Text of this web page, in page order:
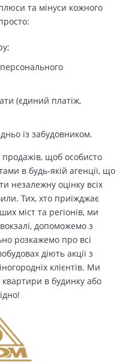
та мінуси кожного
(єдиний платіж,
із забудовником.
щоб особисто
в будь-якій агенції, що
незалежну оцінку всіх
Тих, хто приїжджає
міст та регіонів, ми
допоможемо з
розкажемо про всі
діють акції з
клієнтів. Ми
в будинку або